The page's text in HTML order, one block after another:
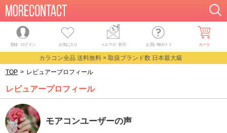
登録・ログイン お気に入り メルマガ・割引 お買い物ガイド カート
カラコン全品 送料無料 × 取扱ブランド数 日本最大級
TOP > レビュアープロフィール
レビュアープロフィール
モアコンユーザーの声